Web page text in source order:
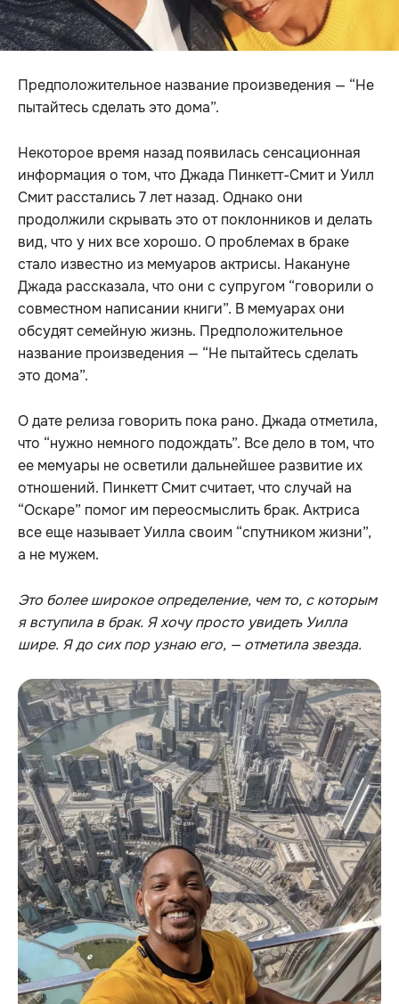
Предположительное название произведения — “Не
пытайтесь сделать это дома”.
Некоторое время назад появилась сенсационная
информация о том, что Джада Пинкетт-Смит и Уилл
Смит расстались 7 лет назад. Однако они
продолжили скрывать это от поклонников и делать
вид, что у них все хорошо. О проблемах в браке
стало известно из мемуаров актрисы. Накануне
Джада рассказала, что они с супругом “говорили о
совместном написании книги”. В мемуарах они
обсудят семейную жизнь. Предположительное
название произведения — “Не пытайтесь сделать
это дома”.
О дате релиза говорить пока рано. Джада отметила,
что “нужно немного подождать”. Все дело в том, что
ее мемуары не осветили дальнейшее развитие их
отношений. Пинкетт Смит считает, что случай на
“Оскаре” помог им переосмыслить брак. Актриса
все еще называет Уилла своим “спутником жизни”,
а не мужем.
Это более широкое определение, чем то, с которым
я вступила в брак. Я хочу просто увидеть Уилла
шире. Я до сих пор узнаю его, — отметила звезда.